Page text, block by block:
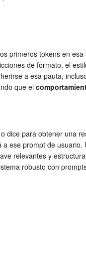
primeros tokens en
de formato, el
a esa pauta,
que el
para obtener una
ese prompt de
relevantes y
robusto con